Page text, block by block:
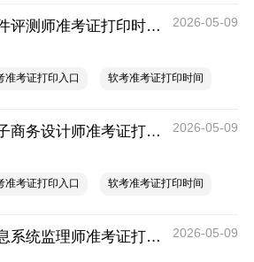
2026上半年软考软件评测师准考证打印时间入口及要求 2026-05-09
准考证打印入口 软考准考证打印时间
2026上半年软考电子商务设计师准考证打印时间入口及要求 2026-05-09
准考证打印入口 软考准考证打印时间
2026上半年软考信息系统监理师准考证打印时间入口及要求 2026-05-09